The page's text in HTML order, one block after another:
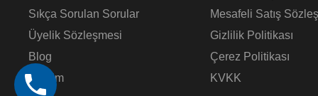
yüzeyler
Sıkça Sorulan Sorular
Üyelik Sözleşmesi
Blog
İletişim
Mesafeli Satış
Gizlilik Politikası
Çerez Politikası
KVKK